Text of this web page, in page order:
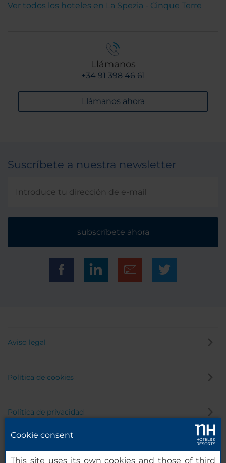
Ver todos los hoteles en La Spezia - Cinque Terre
Llámanos
+34 91 398 46 61
Llámanos ahora
Suscríbete a nuestra newsletter
subscríbete ahora
Aviso legal
Política de cookies
Política de privacidad
Cookie consent
This site uses its own cookies and those of third